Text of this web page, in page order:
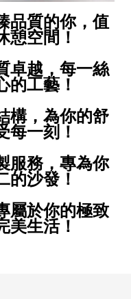
品質的你，值
憩空間！
卓越，每一絲
的工藝！
構，為你的舒
每一刻！
服務，專為你
的沙發！
屬於你的極致
美生活！